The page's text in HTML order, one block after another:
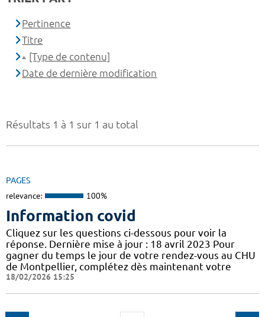
Résultats 1 à 1 sur 1 au total
PAGES
relevance: 100%
Information covid
Cliquez sur les questions ci-dessous pour voir la
réponse. Dernière mise à jour : 18 avril 2023 Pour
gagner du temps le jour de votre rendez-vous au CHU
de Montpellier, complétez dès maintenant votre
18/02/2026 15:25
Pertinence
Titre
[Type de contenu]
Date de dernière modification